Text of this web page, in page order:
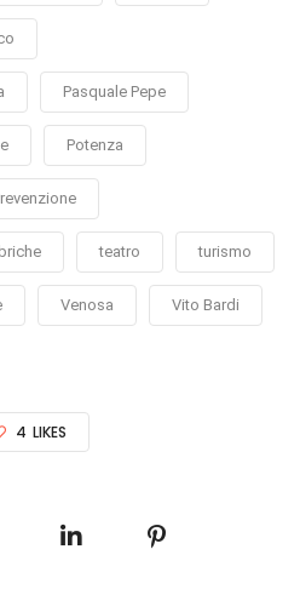
Pasquale Pepe
Potenza
teatro turismo
Venosa Vito Bardi
4 LIKES